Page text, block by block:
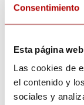
Consentimiento
Esta página
Las cookies de
el contenido y
sociales y
sociedad.